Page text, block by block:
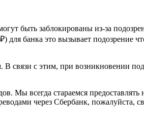
быть заблокированы из-за
банка это вызывает подозрение
с этим, при возникновении
Мы всегда стараемся
через Сбербанк, пожалуйста,